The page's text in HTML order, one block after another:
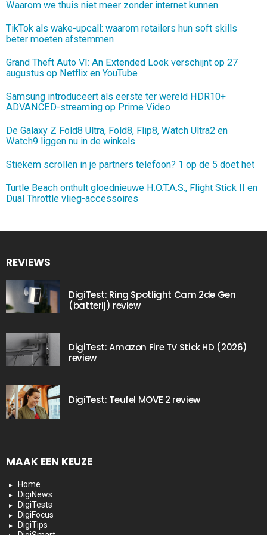
Waarom we thuis niet meer zonder internet kunnen
TikTok als wake-upcall: waarom retailers hun soft skills
beter moeten afstemmen
Grand Theft Auto VI: An Extended Look verschijnt op 27
augustus op Netflix en YouTube
Samsung introduceert als eerste ter wereld HDR10+
ADVANCED-streaming op Prime Video
De Galaxy Z Fold8 Ultra, Fold8, Flip8, Watch Ultra2 en
Watch9 liggen nu in de winkels
Stiekem scrollen in je partners telefoon? 1 op de 5 doet het
Turtle Beach onthult gloednieuwe H.O.T.A.S., Flight Stick II en
Dual Throttle vlieg-accessoires
REVIEWS
DigiTest: Ring Spotlight Cam 2de Gen
(batterij) review
DigiTest: Amazon Fire TV Stick HD (2026)
review
DigiTest: Teufel MOVE 2 review
MAAK EEN KEUZE
Home
DigiNews
DigiTests
DigiFocus
DigiTips